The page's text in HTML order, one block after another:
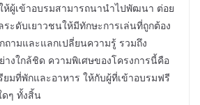
ห้ผู้เข้าอบรมสามารถนานำไปพัฒนา ต่อย
ะดับเยาวชนให้มีทักษะการเล่นที่ถูกต้อง
ถามและแลกเปลี่ยนความรู้ รวมถึง
งใกล้ชิด ความพิเศษของโครงการนี้คือ
ยมที่พักและอาหาร ให้กับผู้ที่เข้าอบรมฟรี
ดๆ ทั้งสิ้น